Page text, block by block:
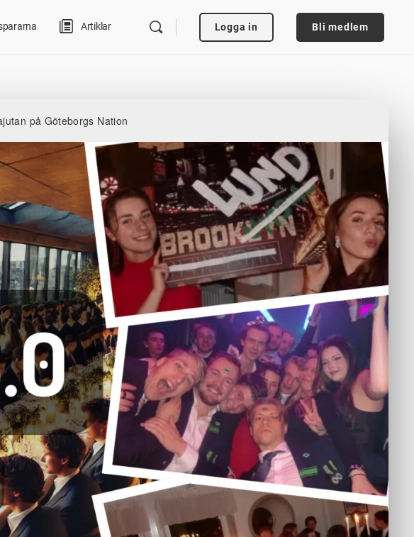
Artiklar Logga in Bli medlem
på Göteborgs Nation